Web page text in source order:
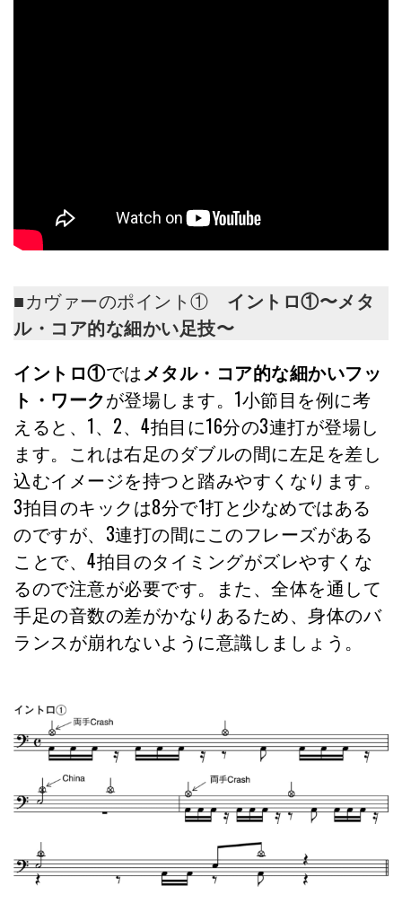
■カヴァーのポイント① イントロ①〜メタ
ル・コア的な細かい足技〜
イントロ①ではメタル・コア的な細かいフッ
ト・ワークが登場します。1小節目を例に考
えると、1、2、4拍目に16分の3連打が登場し
ます。これは右足のダブルの間に左足を差し
込むイメージを持つと踏みやすくなります。
3拍目のキックは8分で1打と少なめではある
のですが、3連打の間にこのフレーズがある
ことで、4拍目のタイミングがズレやすくな
るので注意が必要です。また、全体を通して
手足の音数の差がかなりあるため、身体のバ
ランスが崩れないように意識しましょう。